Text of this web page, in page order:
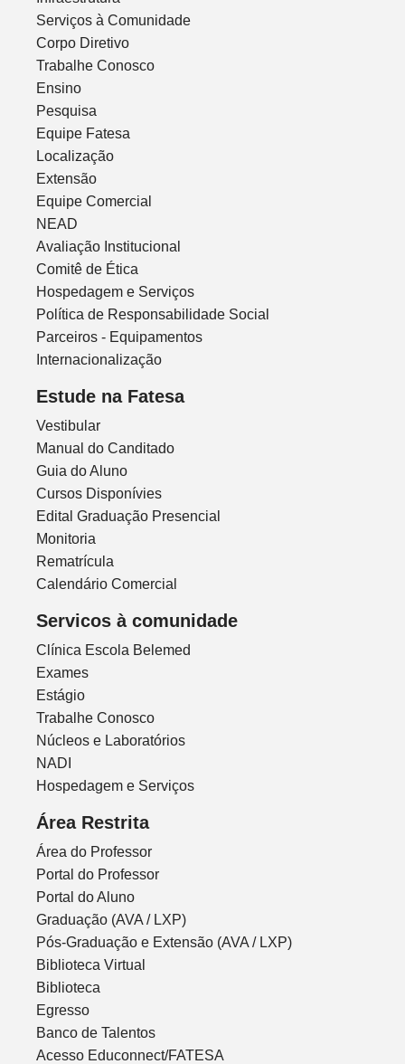
Serviços à Comunidade
Corpo Diretivo
Trabalhe Conosco
Ensino
Pesquisa
Equipe Fatesa
Localização
Extensão
Equipe Comercial
NEAD
Avaliação Institucional
Comitê de Ética
Hospedagem e Serviços
Política de Responsabilidade Social
Parceiros - Equipamentos
Internacionalização
Estude na Fatesa
Vestibular
Manual do Canditado
Guia do Aluno
Cursos Disponívies
Edital Graduação Presencial
Monitoria
Rematrícula
Calendário Comercial
Servicos à comunidade
Clínica Escola Belemed
Exames
Estágio
Trabalhe Conosco
Núcleos e Laboratórios
NADI
Hospedagem e Serviços
Área Restrita
Área do Professor
Portal do Professor
Portal do Aluno
Graduação (AVA / LXP)
Pós-Graduação e Extensão (AVA / LXP)
Biblioteca Virtual
Biblioteca
Egresso
Banco de Talentos
Acesso Educonnect/FATESA